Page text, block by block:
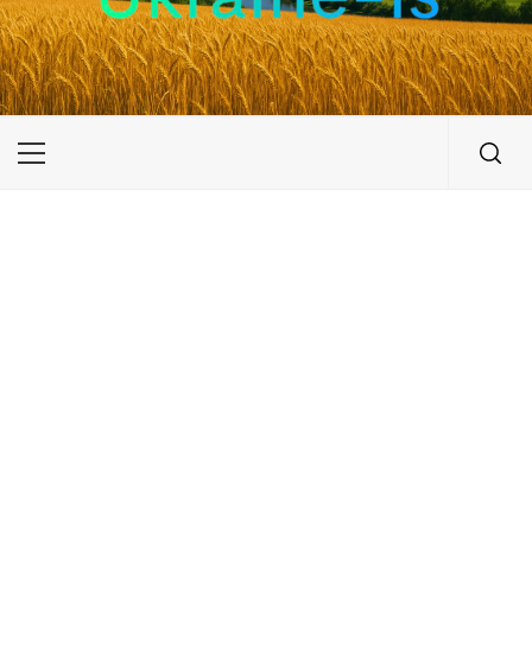
UKRAINE-IS
ПУТЕШЕСТВИЕ ПО УКРАИНЕ
Primary